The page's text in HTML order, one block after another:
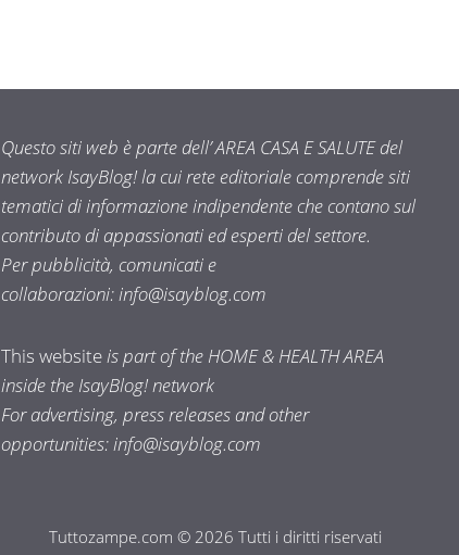
Questo siti web è parte dell’ AREA CASA E SALUTE del
network IsayBlog! la cui rete editoriale comprende siti
tematici di informazione indipendente che contano sul
contributo di appassionati ed esperti del settore.
Per pubblicità, comunicati e
collaborazioni:info@isayblog.com
This websiteis part of the HOME & HEALTH AREA
inside the IsayBlog! network
For advertising, press releases and other
opportunities:info@isayblog.com
Tuttozampe.com © 2026 Tutti i diritti riservati